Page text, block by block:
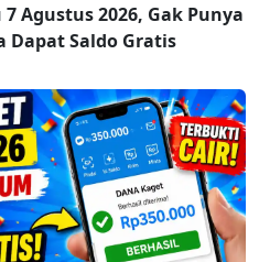
Agustus 2026, Gak Punya
Dapat Saldo Gratis